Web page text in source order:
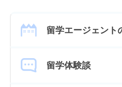
留学エージェント
留学体験談